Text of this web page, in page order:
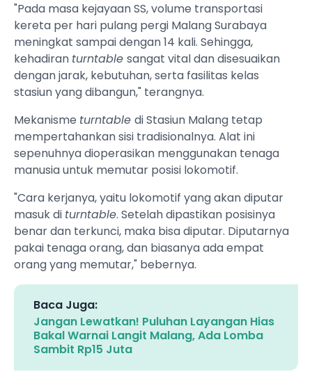
"Pada masa kejayaan SS, volume transportasi
kereta per hari pulang pergi Malang Surabaya
meningkat sampai dengan 14 kali. Sehingga,
kehadiran turntable sangat vital dan disesuaikan
dengan jarak, kebutuhan, serta fasilitas kelas
stasiun yang dibangun," terangnya.
Mekanisme turntable di Stasiun Malang tetap
mempertahankan sisi tradisionalnya. Alat ini
sepenuhnya dioperasikan menggunakan tenaga
manusia untuk memutar posisi lokomotif.
"Cara kerjanya, yaitu lokomotif yang akan diputar
masuk di turntable. Setelah dipastikan posisinya
benar dan terkunci, maka bisa diputar. Diputarnya
pakai tenaga orang, dan biasanya ada empat
orang yang memutar," bebernya.
Baca Juga:
Jangan Lewatkan! Puluhan Layangan Hias
Bakal Warnai Langit Malang, Ada Lomba
Sambit Rp15 Juta